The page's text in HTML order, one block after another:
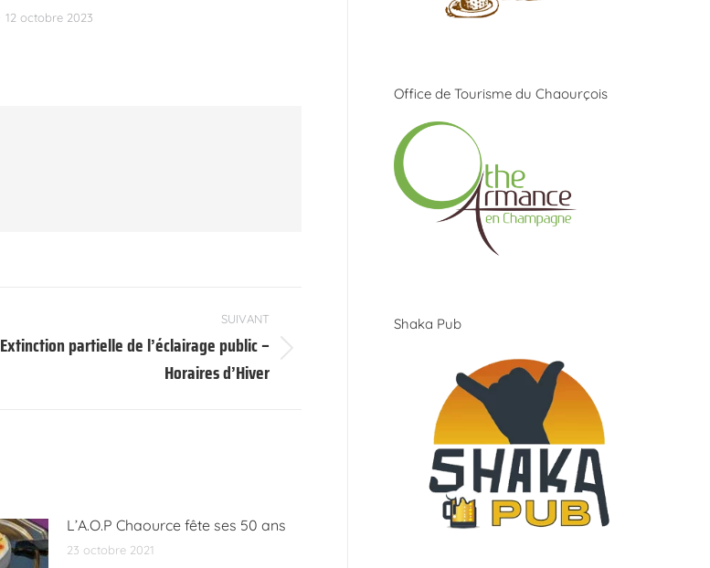
12 octobre 2023
SUIVANT
Extinction partielle de l’éclairage public –
Horaires d’Hiver
L’A.O.P Chaource fête ses 50 ans
23 octobre 2021
Office de Tourisme du Chaourçois
Shaka Pub